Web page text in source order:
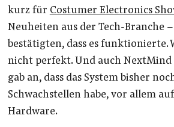
kurz für Costumer Electronics
Neuheiten aus der Tech-Branche –
bestätigten, dass es funktionierte.
nicht perfekt. Und auch NextMind
gab an, dass das System bisher
Schwachstellen habe, vor allem
Hardware.